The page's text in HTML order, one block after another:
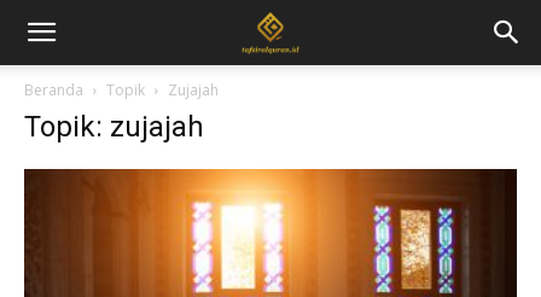
Beranda Topik Zujajah
Topik: zujajah